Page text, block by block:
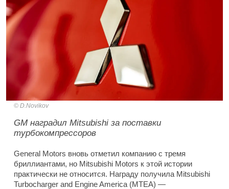
D.Novikov
GM наградил Mitsubishi за поставки
турбокомпрессоров
General Motors вновь отметил компанию с тремя
бриллиантами, но Mitsubishi Motors к этой истории
практически не относится. Награду получила Mitsubishi
Turbocharger and Engine America (MTEA) —